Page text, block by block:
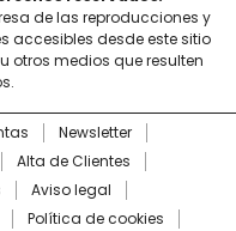
de las reproducciones y
accesibles desde este sitio
otros medios que resulten
Newsletter
Alta de Clientes
Aviso legal
Política de cookies